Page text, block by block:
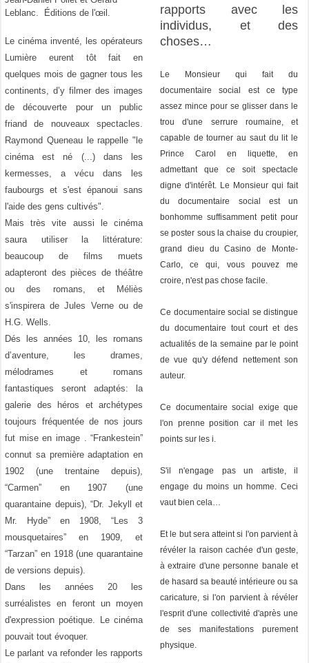
Leblanc. Éditions de l'œil.
Le cinéma inventé, les opérateurs
Lumière eurent tôt fait en
quelques mois de gagner tous les
continents, d’y filmer des images
de découverte pour un public
friand de nouveaux spectacles.
Raymond Queneau le rappelle "le
cinéma est né (...) dans les
kermesses, a vécu dans les
faubourgs et s'est épanoui sans
l'aide des gens cultivés".
Mais très vite aussi le cinéma
saura utiliser la littérature:
beaucoup de films muets
adapteront des pièces de théâtre
ou des romans, et Méliès
s'inspirera de Jules Verne ou de
H.G. Wells.
Dés les années 10, les romans
d’aventure, les drames,
mélodrames et romans
fantastiques seront adaptés: la
galerie des héros et archétypes
toujours fréquentée de nos jours
fut mise en image . “Frankestein”
connut sa première adaptation en
1902 (une trentaine depuis),
“Carmen” en 1907 (une
quarantaine depuis), “Dr. Jekyll et
Mr. Hyde” en 1908, “Les 3
mousquetaires” en 1909, et
“Tarzan” en 1918 (une quarantaine
de versions depuis).
Dans les années 20 les
surréalistes en feront un moyen
d'expression poétique. Le cinéma
pouvait tout évoquer.
Le parlant va refonder les rapports
rapports avec les
individus, et des
choses…
Le Monsieur qui fait du
documentaire social est ce type
assez mince pour se glisser dans le
trou d'une serrure roumaine, et
capable de tourner au saut du lit le
Prince Carol en liquette, en
admettant que ce soit spectacle
digne d'intérêt. Le Monsieur qui fait
du documentaire social est un
bonhomme suffisamment petit pour
se poster sous la chaise du croupier,
grand dieu du Casino de Monte-
Carlo, ce qui, vous pouvez me
croire, n'est pas chose facile.
Ce documentaire social se distingue
du documentaire tout court et des
actualités de la semaine par le point
de vue qu'y défend nettement son
auteur.
Ce documentaire social exige que
l'on prenne position car il met les
points sur les i.
S'il n'engage pas un artiste, il
engage du moins un homme. Ceci
vaut bien cela…
Et le but sera atteint si l'on parvient à
révéler la raison cachée d'un geste,
à extraire d'une personne banale et
de hasard sa beauté intérieure ou sa
caricature, si l'on parvient à révéler
l'esprit d'une collectivité d'après une
de ses manifestations purement
physique.